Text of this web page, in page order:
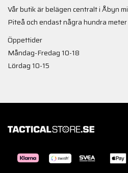
Vår butik är belägen centralt i Åbyn
Piteå och endast några hundra
Öppettider
Måndag-Fredag 10-18
Lördag 10-15